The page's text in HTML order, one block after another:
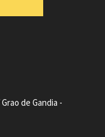
de Gandia -